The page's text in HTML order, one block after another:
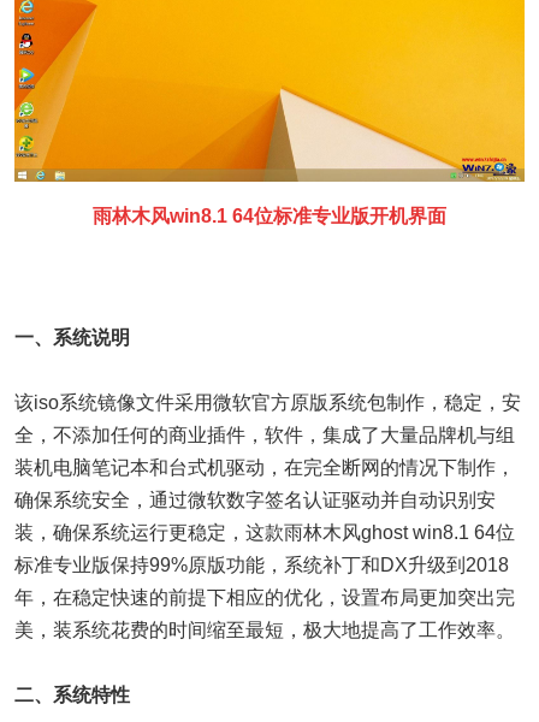
雨林木风win8.1 64位标准专业版开机界面
一、系统说明
该iso系统镜像文件采用微软官方原版系统包制作，稳定，安
全，不添加任何的商业插件，软件，集成了大量品牌机与组
装机电脑笔记本和台式机驱动，在完全断网的情况下制作，
确保系统安全，通过微软数字签名认证驱动并自动识别安
装，确保系统运行更稳定，这款雨林木风ghost win8.1 64位
标准专业版保持99%原版功能，系统补丁和DX升级到2018
年，在稳定快速的前提下相应的优化，设置布局更加突出完
美，装系统花费的时间缩至最短，极大地提高了工作效率。
二、系统特性